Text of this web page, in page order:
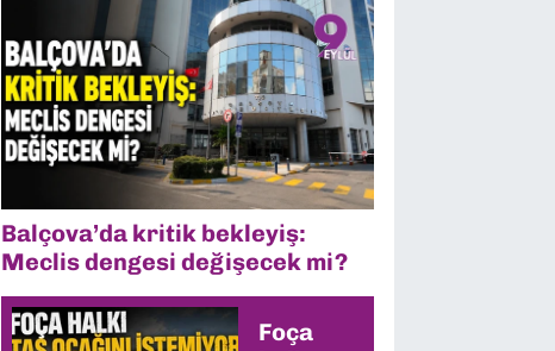
Balçova’da kritik bekleyiş:
Meclis dengesi değişecek mi?
Foça